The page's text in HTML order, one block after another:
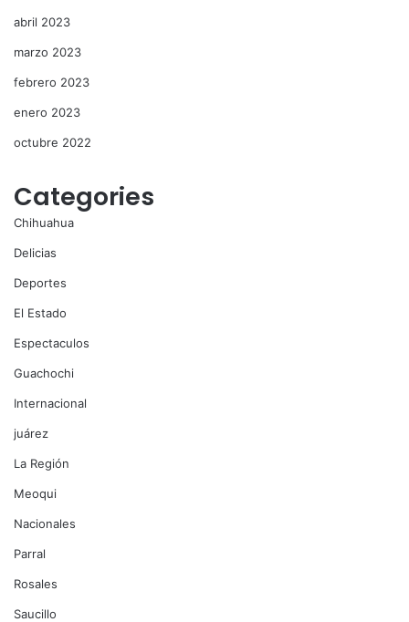
abril 2023
marzo 2023
febrero 2023
enero 2023
octubre 2022
Categories
Chihuahua
Delicias
Deportes
El Estado
Espectaculos
Guachochi
Internacional
juárez
La Región
Meoqui
Nacionales
Parral
Rosales
Saucillo